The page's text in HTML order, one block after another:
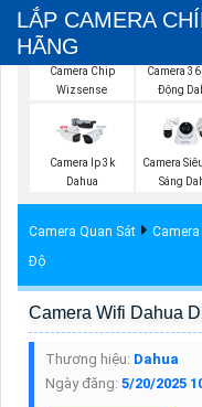
LẮP CAMERA
HÃNG
Camera Chip
Wizsense
Camera
Động
Camera Ip 3k
Dahua
Camera
Sáng
Camera Quan Sát Camera
Độ
Camera Wifi Dahua
Thương hiệu: Dahua
Ngày đăng: 5/20/2025